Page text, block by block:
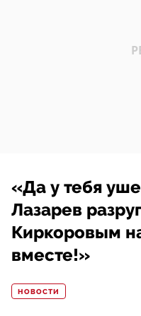
«Да у тебя
Лазарев
Киркоровым
вместе!»
НОВОСТИ